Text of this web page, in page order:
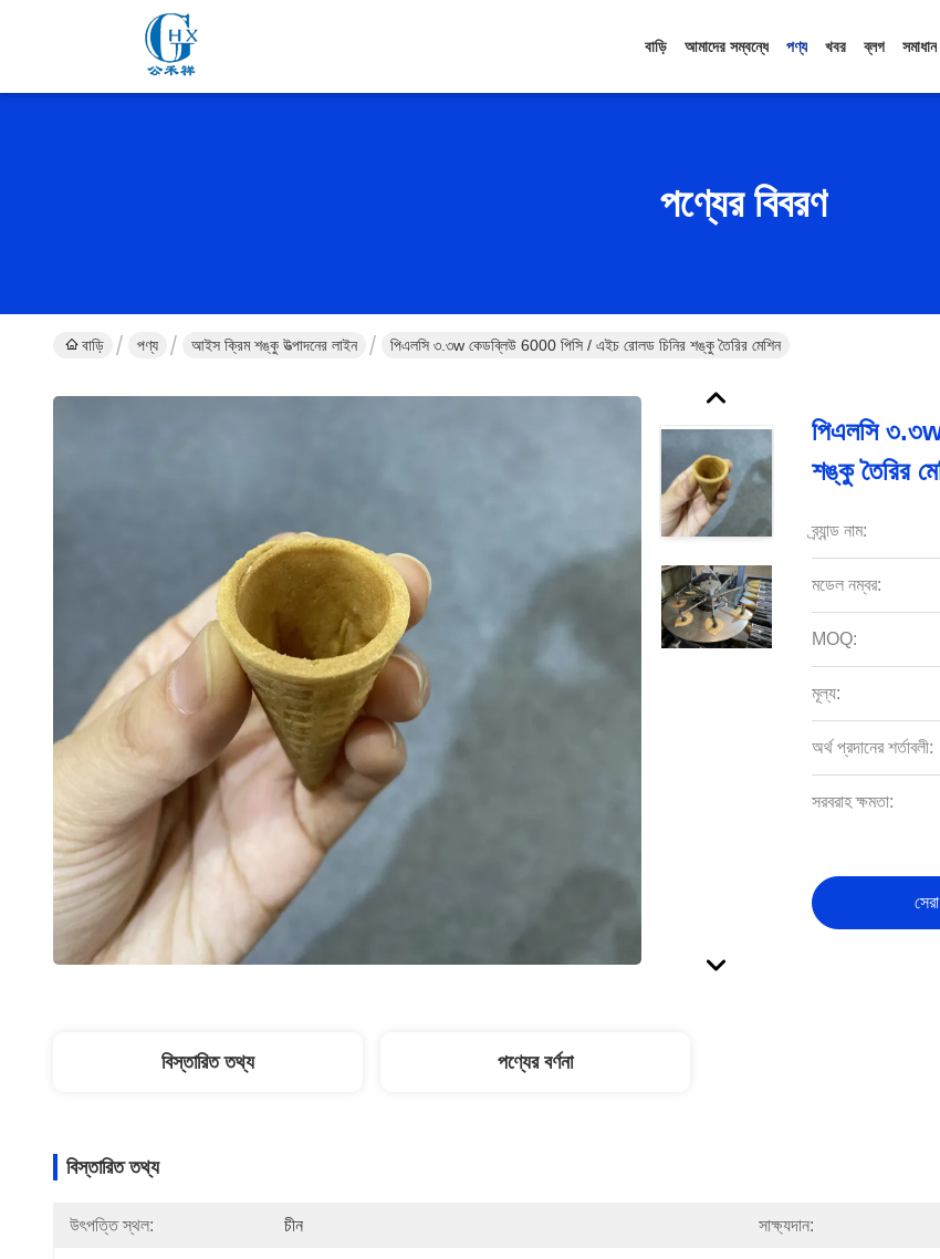
বাড়ি আমাদের সম্বন্ধে পণ্য খবর ব্লগ সমাধান
পণ্যের বিবরণ
বাড়ি পণ্য আইস ক্রিম শঙ্কু উত্পাদনের লাইন পিএলসি ৩.৩w কেডব্লিউ 6000 পিসি / এইচ রোলড চিনির শঙ্কু তৈরির মেশিন
পিএলসি
শঙ্কু তৈরির
ব্র্যান্ড নাম:
মডেল নম্বর:
MOQ:
মূল্য:
অর্থ প্রদানের শর্তাবলী:
সরবরাহ ক্ষমতা:
বিস্তারিত তথ্য পণ্যের বর্ণনা
বিস্তারিত তথ্য
উৎপত্তি স্থল: চীন সাক্ষ্যদান: